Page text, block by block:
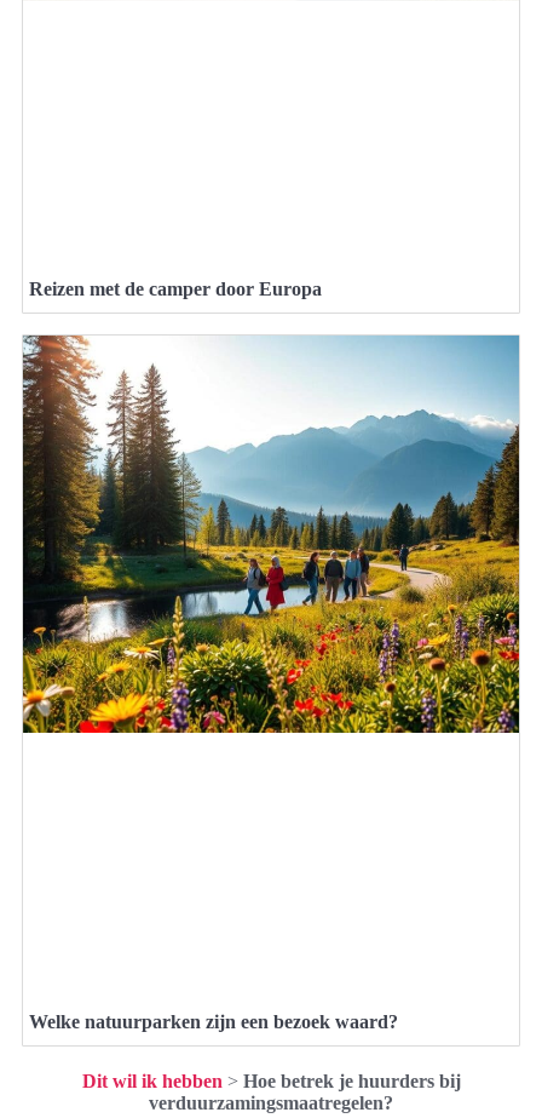
Reizen met de camper door Europa
Welke natuurparken zijn een bezoek waard?
Dit wil ik hebben > Hoe betrek je huurders bij
verduurzamingsmaatregelen?